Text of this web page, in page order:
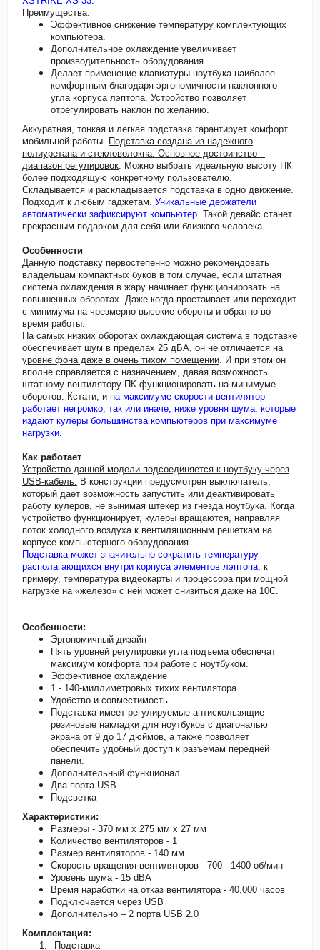
Преимущества:
Эффективное снижение температуру комплектующих
компьютера.
Дополнительное охлаждение увеличивает
производительность оборудования.
Делает применение клавиатуры ноутбука наиболее
комфортным благодаря эргономичности наклонного
угла корпуса лэптопа. Устройство позволяет
отрегулировать наклон по желанию.
Аккуратная, тонкая и легкая подставка гарантирует комфорт
мобильной работы.
Подставка создана из надежного
полиуретана и стекловолокна. Основное достоинство –
диапазон регулировок. Можно выбрать идеальную высоту ПК
более подходящую конкретному пользователю.
Складывается и раскладывается подставка в одно движение.
Подходит к любым гаджетам. Уникальные держатели
автоматически зафиксируют компьютер. Такой девайс станет
прекрасным подарком для себя или близкого человека.
Особенности
Данную подставку первостепенно можно рекомендовать
владельцам компактных буков в том случае, если штатная
система охлаждения в жару начинает функционировать на
повышенных оборотах. Даже когда простаивает или переходит
с минимума на чрезмерно высокие обороты и обратно во
время работы.
На самых низких оборотах охлаждающая система в подставке
обеспечивает шум в пределах 25 дБА, он не отличается на
уровне фона даже в очень тихом помещении. И при этом он
вполне справляется с назначением, давая возможность
штатному вентилятору ПК функционировать на минимуме
оборотов. Кстати, и на максимуме скорости вентилятор
работает негромко, так или иначе, ниже уровня шума, которые
издают кулеры большинства компьютеров при максимуме
нагрузки.
Как работает
Устройство данной модели подсоединяется к ноутбуку через
USB-кабель. В конструкции предусмотрен выключатель,
который дает возможность запустить или деактивировать
работу кулеров, не вынимая штекер из гнезда ноутбука. Когда
устройство функционирует, кулеры вращаются, направляя
поток холодного воздуха к вентиляционным решеткам на
корпусе компьютерного оборудования.
Подставка может значительно сократить температуру
располагающихся внутри корпуса элементов лэптопа, к
примеру, температура видеокарты и процессора при мощной
нагрузке на «железо» с ней может снизиться даже на 10C.
Особенности:
Эргономичный дизайн
Пять уровней регулировки угла подъема обеспечат
максимум комфорта при работе с ноутбуком.
Эффективное охлаждение
1 - 140-миллиметровых тихих вентилятора.
Удобство и совместимость
Подставка имеет регулируемые антискользящие
резиновые накладки для ноутбуков с диагональю
экрана от 9 до 17 дюймов, а также позволяет
обеспечить удобный доступ к разъемам передней
панели.
Дополнительный функционал
Два порта USB
Подсветка
Характеристики:
Размеры - 370 мм х 275 мм х 27 мм
Количество вентиляторов - 1
Размер вентиляторов - 140 мм
Скорость вращения вентиляторов - 700 - 1400 об/мин
Уровень шума - 15 dBA
Время наработки на отказ вентилятора - 40,000 часов
Подключается через USB
Дополнительно – 2 порта USB 2.0
Комплектация:
1.
Подставка